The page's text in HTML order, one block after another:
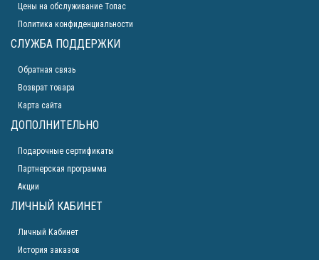
Цены на обслуживание Топас
Политика конфиденциальности
СЛУЖБА ПОДДЕРЖКИ
Обратная связь
Возврат товара
Карта сайта
ДОПОЛНИТЕЛЬНО
Подарочные сертификаты
Партнерская программа
Акции
ЛИЧНЫЙ КАБИНЕТ
Личный Кабинет
История заказов